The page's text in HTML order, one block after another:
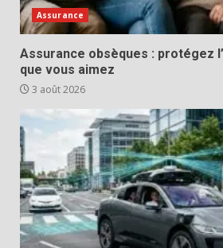
Assurance
Assurance obsèques : protégez
que vous aimez
3 août 2026